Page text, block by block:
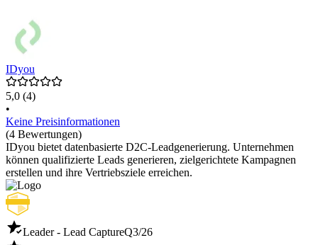
IDyou
5,0 (4)
•
Keine Preisinformationen
(4 Bewertungen)
IDyou bietet datenbasierte D2C-Leadgenerierung. Unternehmen
können qualifizierte Leads generieren, zielgerichtete Kampagnen
erstellen und ihre Vertriebsziele erreichen.
Leader - Lead CaptureQ3/26